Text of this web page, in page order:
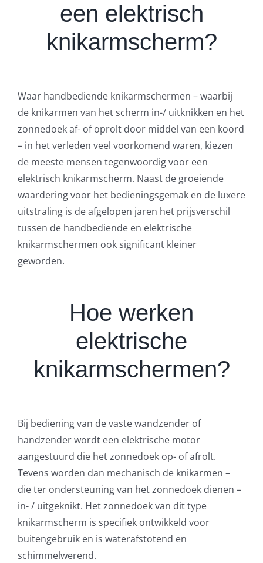
een elektrisch
knikarmscherm?
Waar handbediende knikarmschermen – waarbij
de knikarmen van het scherm in-/ uitknikken en het
zonnedoek af- of oprolt door middel van een koord
– in het verleden veel voorkomend waren, kiezen
de meeste mensen tegenwoordig voor een
elektrisch knikarmscherm. Naast de groeiende
waardering voor het bedieningsgemak en de luxere
uitstraling is de afgelopen jaren het prijsverschil
tussen de handbediende en elektrische
knikarmschermen ook significant kleiner
geworden.
Hoe werken
elektrische
knikarmschermen?
Bij bediening van de vaste wandzender of
handzender wordt een elektrische motor
aangestuurd die het zonnedoek op- of afrolt.
Tevens worden dan mechanisch de knikarmen –
die ter ondersteuning van het zonnedoek dienen –
in- / uitgeknikt. Het zonnedoek van dit type
knikarmscherm is specifiek ontwikkeld voor
buitengebruik en is waterafstotend en
schimmelwerend.